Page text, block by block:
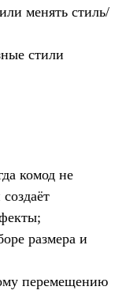
менять стиль/
стили
комод не
размера и
перемещению